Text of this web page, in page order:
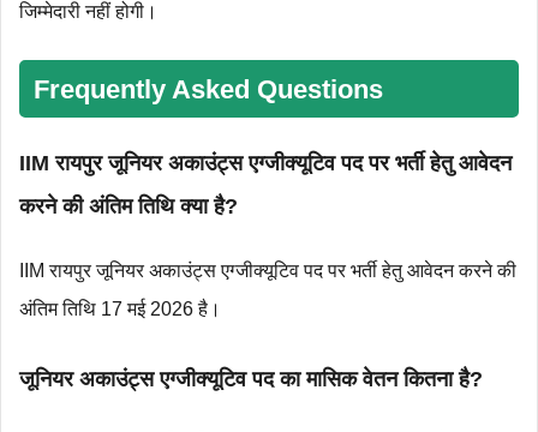
जिम्मेदारी नहीं होगी।
Frequently Asked Questions
IIM रायपुर जूनियर अकाउंट्स एग्जीक्यूटिव पद पर भर्ती हेतु आवेदन
करने की अंतिम तिथि क्या है?
IIM रायपुर जूनियर अकाउंट्स एग्जीक्यूटिव पद पर भर्ती हेतु आवेदन करने की
अंतिम तिथि 17 मई 2026 है।
जूनियर अकाउंट्स एग्जीक्यूटिव पद का मासिक वेतन कितना है?